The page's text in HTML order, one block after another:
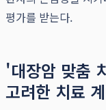
평가를 받는다.
'대장암 맞춤
고려한 치료